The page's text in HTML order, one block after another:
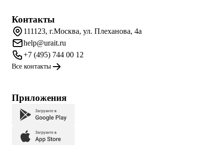
Контакты
111123, г.Москва, ул. Плеханова, 4а
help@urait.ru
+7 (495) 744 00 12
Все контакты
Приложения